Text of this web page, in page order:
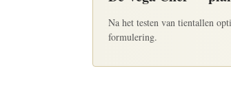
Na het testen van tientallen
formulering.